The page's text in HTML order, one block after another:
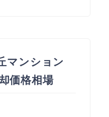
マンション
価格相場